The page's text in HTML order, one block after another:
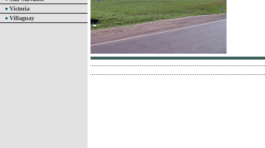
Victoria
Villaguay